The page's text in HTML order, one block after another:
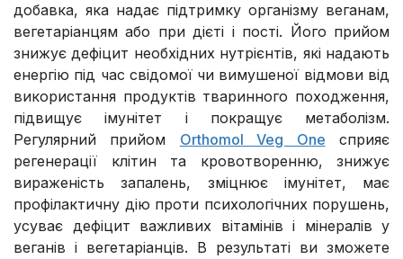
добавка, яка надає підтримку організму веганам,
вегетаріанцям або при дієті і пості. Його прийом
знижує дефіцит необхідних нутрієнтів, які надають
енергію під час свідомої чи вимушеної відмови від
використання продуктів тваринного походження,
підвищує імунітет і покращує метаболізм.
Регулярний прийом Orthomol Veg One сприяє
регенерації клітин та кровотворенню, знижує
вираженість запалень, зміцнює імунітет, має
профілактичну дію проти психологічних порушень,
усуває дефіцит важливих вітамінів і мінералів у
веганів і вегетаріанців. В результаті ви зможете